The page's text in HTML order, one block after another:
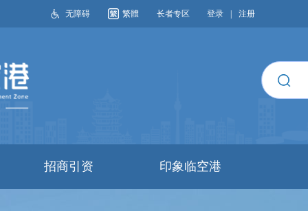
无障碍 繁體 长者专区 登录 注册
招商引资 印象临空港